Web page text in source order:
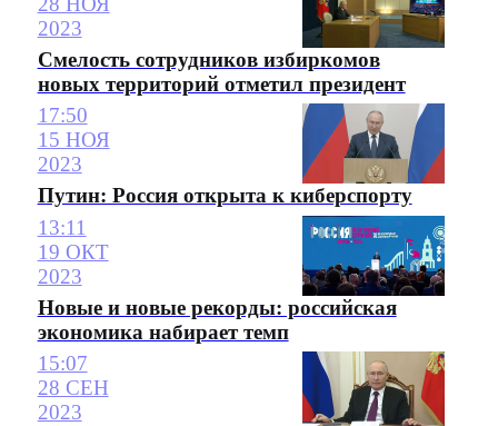
2023
Смелость сотрудников избиркомов
новых территорий отметил президент
17:50
15 НОЯ
2023
Путин: Россия открыта к киберспорту
13:11
19 ОКТ
2023
Новые и новые рекорды: российская
экономика набирает темп
15:07
28 СЕН
2023